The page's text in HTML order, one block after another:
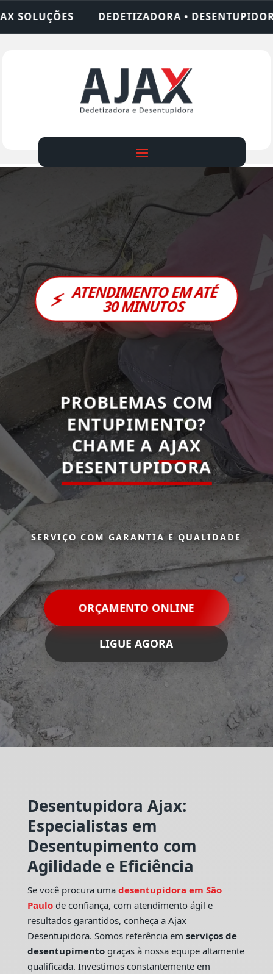
• DESENTUPIDORA • LIMPEZA DE FOSSA
⚡ ATENDIMENTO EM ATÉ
30 MINUTOS
PROBLEMAS COM
ENTUPIMENTO?
CHAME A AJAX
DESENTUPIDORA
SERVIÇO COM GARANTIA E QUALIDADE
ORÇAMENTO ONLINE
LIGUE AGORA
Desentupidora Ajax:
Especialistas em
Desentupimento com
Agilidade e Eficiência
Se você procura uma desentupidora em São
Paulo de confiança, com atendimento ágil e
resultados garantidos, conheça a Ajax
Desentupidora. Somos referência em serviços de
desentupimentograças à nossa equipe altamente
qualificada. Investimos constantemente em